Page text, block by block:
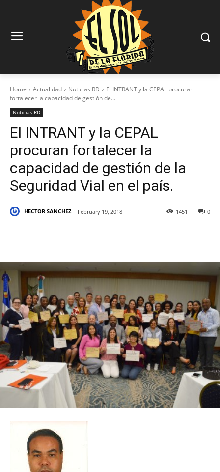
Home Actualidad Noticias RD
El INTRANT y la CEPAL procuran
fortalecer la capacidad de gestión de...
Noticias RD
El INTRANT y la CEPAL
procuran fortalecer la
capacidad de gestión de la
Seguridad Vial en el país.
HECTOR SANCHEZ February 19, 2018 0
1451